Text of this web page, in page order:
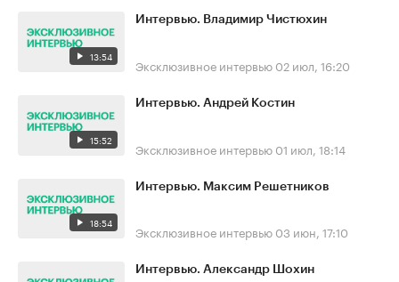
13:54
Интервью. Владимир Чистюхин
Эксклюзивное интервью 02 июл, 16:20
15:52
Интервью. Андрей Костин
Эксклюзивное интервью 01 июл, 18:14
18:54
Интервью. Максим Решетников
Эксклюзивное интервью 03 июн, 17:10
Интервью. Александр Шохин